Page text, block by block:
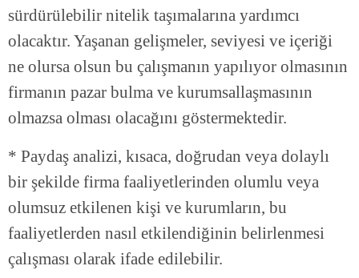
sürdürülebilir nitelik taşımalarına yardımcı
olacaktır. Yaşanan gelişmeler, seviyesi ve içeriği
ne olursa olsun bu çalışmanın yapılıyor olmasının
firmanın pazar bulma ve kurumsallaşmasının
olmazsa olması olacağını göstermektedir.
* Paydaş analizi, kısaca, doğrudan veya dolaylı
bir şekilde firma faaliyetlerinden olumlu veya
olumsuz etkilenen kişi ve kurumların, bu
faaliyetlerden nasıl etkilendiğinin belirlenmesi
çalışması olarak ifade edilebilir.